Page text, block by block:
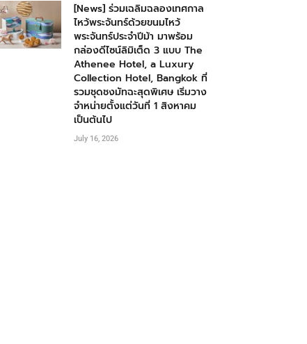
[News] ร่วมเฉลิมฉลองเทศกาล
ไหว้พระจันทร์ด้วยขนมไหว้
พระจันทร์ประจำปีม้า มาพร้อม
กล่องดีไซน์ลิมิเต็ด 3 แบบ The
Athenee Hotel, a Luxury
Collection Hotel, Bangkok ที่
รวมชุดชงมัทฉะสุดพิเศษ เริ่มวาง
จำหน่ายตั้งแต่วันที่ 1 สิงหาคม
เป็นต้นไป
July 16, 2026